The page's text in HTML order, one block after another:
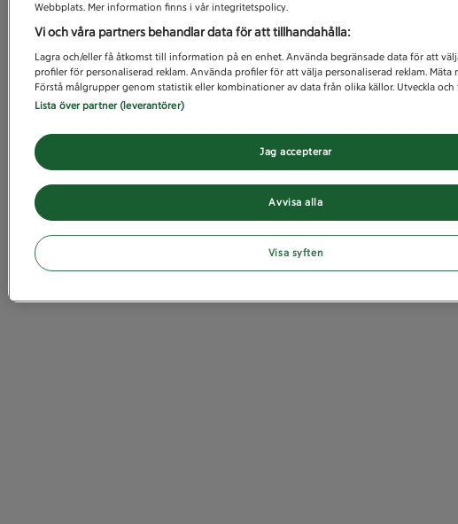
Webbplats. Mer information finns i vår integritetspolicy.
Vi och våra partners behandlar data för att tillhandahålla:
Lagra och/eller få åtkomst till information på en enhet. Använda begränsade data för att
profiler för personaliserad reklam. Använda profiler för att välja personaliserad reklam. Mäta
Förstå målgrupper genom statistik eller kombinationer av data från olika källor. Utveckla
Lista över partner (leverantörer)
Avvisa alla
Jag accepterar
Visa syften